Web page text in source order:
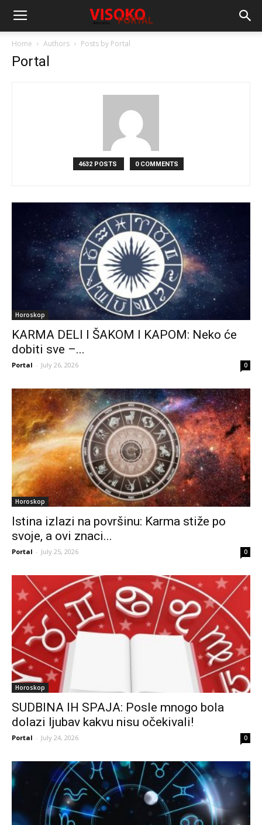
Home Authors Posts by Portal
Portal
4632 POSTS 0 COMMENTS
Horoskop
KARMA DELI I ŠAKOM I KAPOM: Neko će
dobiti sve –...
Portal - July 26, 2026 0
Horoskop
Istina izlazi na površinu: Karma stiže po
svoje, a ovi znaci...
Portal - July 25, 2026 0
Horoskop
SUDBINA IH SPAJA: Posle mnogo bola
dolazi ljubav kakvu nisu očekivali!
Portal - July 24, 2026 0